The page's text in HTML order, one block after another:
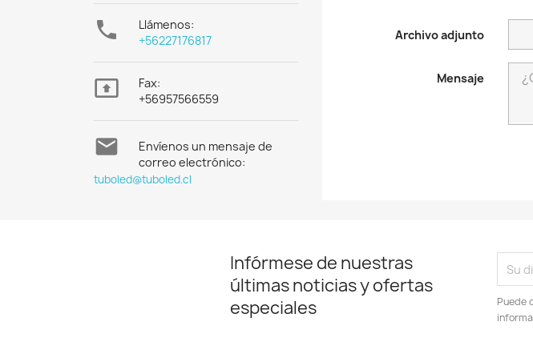

Llámenos:
+56227176817

Fax:
+56957566559

Envíenos un mensaje de
correo electrónico:
tuboled@tuboled.cl
Archivo adjunto
Mensaje
Infórmese de nuestras
últimas noticias y ofertas
especiales
Puede